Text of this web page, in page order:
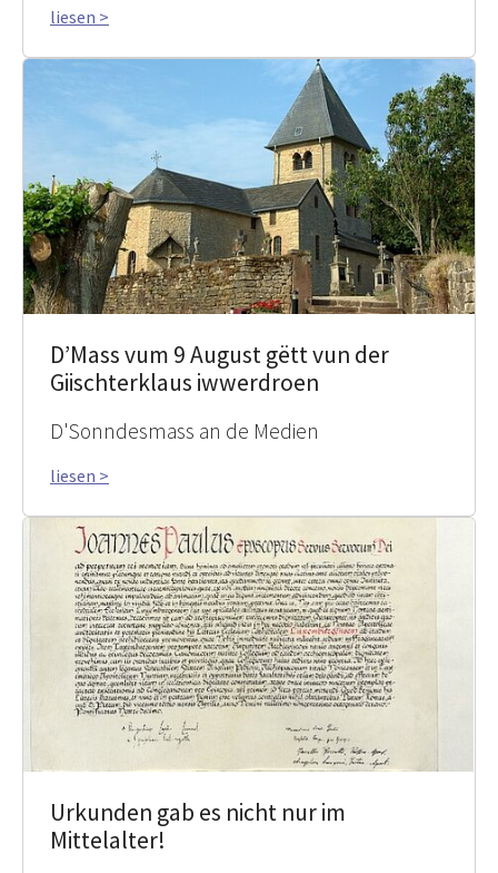
liesen >
D’Mass vum 9 August gëtt vun der
Giischterklaus iwwerdroen
D'Sonndesmass an de Medien
liesen >
Urkunden gab es nicht nur im
Mittelalter!